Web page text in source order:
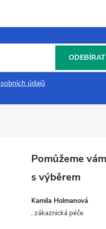
údajů
ODEBÍRAT
Kamila Holmanová